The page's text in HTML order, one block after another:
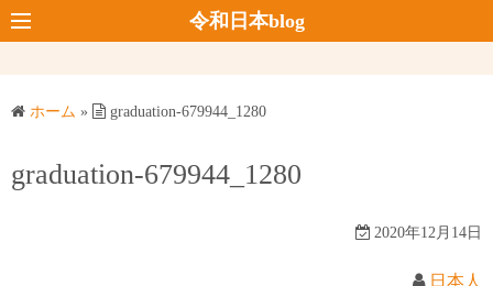
コ
ン
ス
令和日本blog
ホーム » graduation-679944_1280
graduation-679944_1280
2020年12月14日
日本人